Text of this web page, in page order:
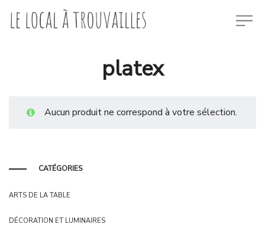
platex
Aucun produit ne correspond à votre sélection.
CATÉGORIES
ARTS DE LA TABLE
DÉCORATION ET LUMINAIRES